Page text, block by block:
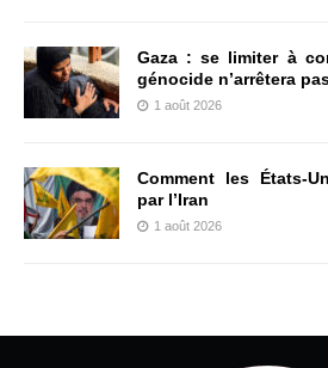
Gaza : se limiter à
génocide n’arrêtera
1 août 2026
Comment les États-
par l’Iran
1 août 2026